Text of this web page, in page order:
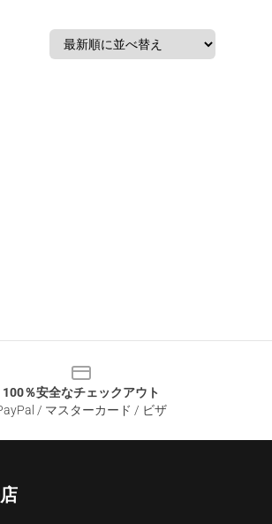
100％安全なチェックアウト
/ マスターカード / ビザ